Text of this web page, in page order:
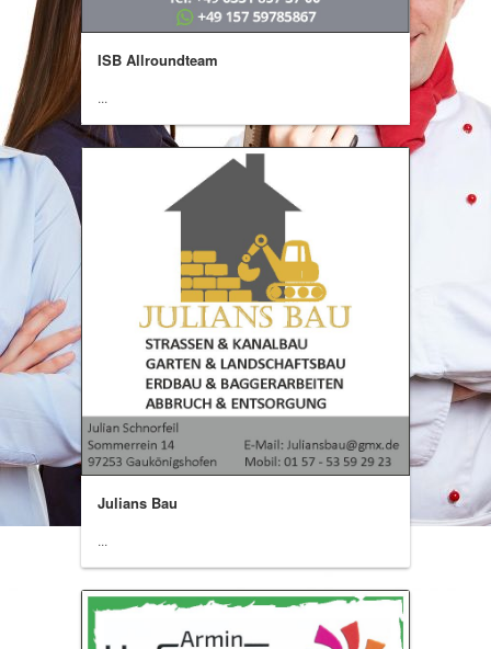
ISB Allroundteam
...
Julians Bau
...